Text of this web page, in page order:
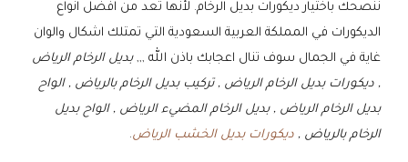
ننصحك باختيار ديكورات بديل الرخام. لأنها تعد من افضل انواع
الديكورات في المملكة العربية السعودية التي تمتلك اشكال والوان
غاية في الجمال سوف تنال اعجابك باذن الله ,,, بديل الرخام الرياض
, ديكورات بديل الرخام الرياض , تركيب بديل الرخام بالرياض , الواح
بديل الرخام الرياض , بديل الرخام المضيء الرياض , الواح بديل
الرخام بالرياض , ديكورات بديل الخشب الرياض.